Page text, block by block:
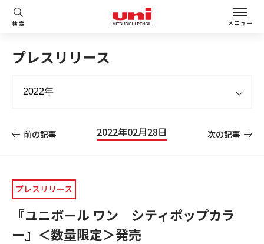
検索 メニュー
プレスリリース
前の記事 2022年02月28日 次の記事
プレスリリース
『ユニボール ワン シティポップカラ
ー』＜数量限定＞発売